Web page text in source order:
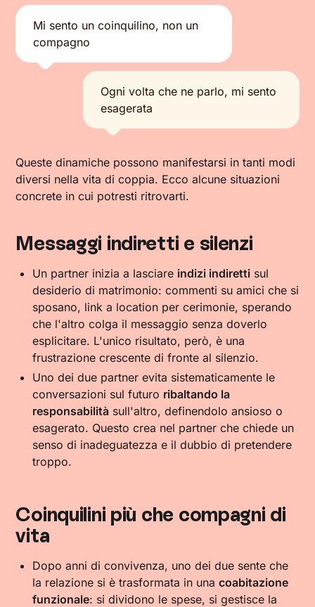
Mi sento un coinquilino, non un
compagno
Ogni volta che ne parlo, mi sento
esagerata
Queste dinamiche possono manifestarsi in tanti modi
diversi nella vita di coppia. Ecco alcune situazioni
concrete in cui potresti ritrovarti.
Messaggi indiretti e silenzi
Un partner inizia a lasciare indizi indiretti sul
desiderio di matrimonio: commenti su amici che si
sposano, link a location per cerimonie, sperando
che l'altro colga il messaggio senza doverlo
esplicitare. L'unico risultato, però, è una
frustrazione crescente di fronte al silenzio.
Uno dei due partner evita sistematicamente le
conversazioni sul futuro ribaltando la
responsabilità sull'altro, definendolo ansioso o
esagerato. Questo crea nel partner che chiede un
senso di inadeguatezza e il dubbio di pretendere
troppo.
Coinquilini più che compagni di
vita
Dopo anni di convivenza, uno dei due sente che
la relazione si è trasformata in unacoabitazione
funzionale: si dividono le spese, si gestisce la